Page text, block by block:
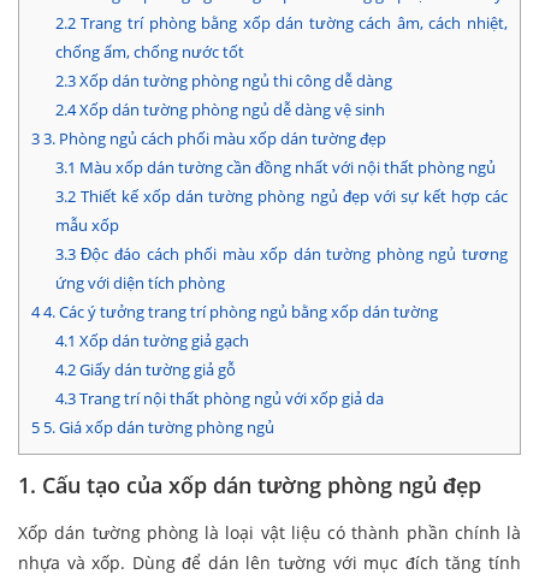
2.2Trang trí phòng bằng xốp dán tường cách âm, cách nhiệt,
chống ẩm, chống nước tốt
2.3Xốp dán tường phòng ngủ thi công dễ dàng
2.4Xốp dán tường phòng ngủ dễ dàng vệ sinh
33. Phòng ngủ cách phối màu xốp dán tường đẹp
3.1 Màu xốp dán tường cần đồng nhất với nội thất phòng ngủ
3.2Thiết kế xốp dán tường phòng ngủ đẹp với sự kết hợp các
mẫu xốp
3.3Độc đáo cách phối màu xốp dán tường phòng ngủ tương
ứng với diện tích phòng
44. Các ý tưởng trang trí phòng ngủ bằng xốp dán tường
4.1 Xốp dán tường giả gạch
4.2Giấy dán tường giả gỗ
4.3Trang trí nội thất phòng ngủ với xốp giả da
5 5. Giá xốp dán tường phòng ngủ
1. Cấu tạo của xốp dán tường phòng ngủ đẹp
Xốp dán tường phòng là loại vật liệu có thành phần chính là
nhựa và xốp. Dùng để dán lên tường với mục đích tăng tính